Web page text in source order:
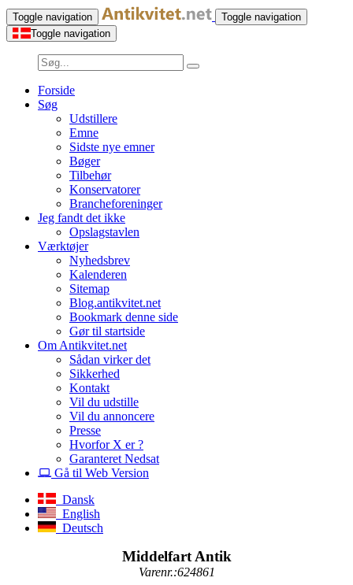
Toggle navigation
Toggle navigation
Toggle navigation
Forside
Søg
Udstillere
Emne
Sidste nye emner
Bøger
Tilbehør
Konservatorer
Brancheforeninger
Jeg fandt det ikke
Opslagstavlen
Værktøjer
Nyhedsbrev
Kalenderen
Sitemap
Blog.antikvitet.net
Bookmark denne side
Gør til startside
Om Antikvitet.net
Sådan virker det
Sikkerhed
Kontakt
Vil du udstille
Vil du annoncere
Presse
Hvorfor X er ?
Garanteret Nedsat
Gå til Web Version
Dansk
English
Deutsch
Middelfart Antik
Varenr.:624861